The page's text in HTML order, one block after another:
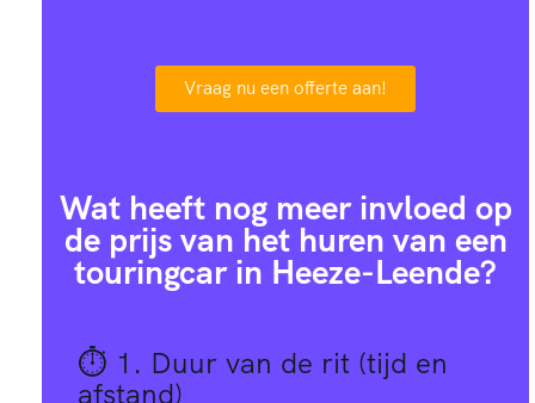
Vraag nu een offerte aan!
Wat heeft nog meer invloed op
de prijs van het huren van een
touringcar in Heeze-Leende?
⏱️ 1. Duur van de rit (tijd en
afstand)
6
1
4
7
2
9
3
7